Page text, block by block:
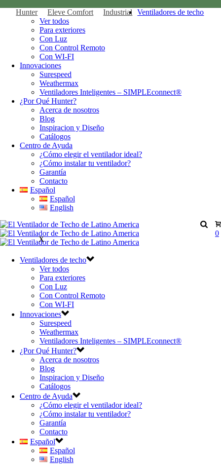
Hunter Eleve Comfort Industrial
Ventiladores de techo
Ver todos
Para exteriores
Con Luz
Con Control Remoto
Con WI-FI
Innovaciones
Surespeed
Weathermax
Ventiladores Inteligentes – SIMPLEconnect®
¿Por Qué Hunter?
Acerca de nosotros
Blog
Inspiracion y Diseño
Catálogos
Centro de Ayuda
¿Cómo elegir el ventilador ideal?
¿Cómo instalar tu ventilador?
Garantía
Contacto
Español
Español
English
0
X
Ventiladores de techo
Ver todos
Para exteriores
Con Luz
Con Control Remoto
Con WI-FI
Innovaciones
Surespeed
Weathermax
Ventiladores Inteligentes – SIMPLEconnect®
¿Por Qué Hunter?
Acerca de nosotros
Blog
Inspiracion y Diseño
Catálogos
Centro de Ayuda
¿Cómo elegir el ventilador ideal?
¿Cómo instalar tu ventilador?
Garantía
Contacto
Español
Español
English